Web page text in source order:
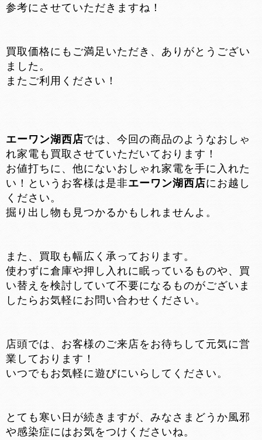
参考にさせていただきますね！
買取価格にもご満足いただき、ありがとうござい
ました。
またご利用ください！
エーワン湖西店では、今回の商品のようなおしゃ
れ家電も買取させていただいております！
お値打ちに、他にないおしゃれ家電を手に入れた
い！というお客様は是非エーワン湖西店にお越し
ください。
掘り出し物も見つかるかもしれませんよ。
また、買取も幅広く承っております。
使わずに倉庫や押し入れに眠っているものや、買
い替えを検討していて不要になるものがございま
したらお気軽にお問い合わせください。
店頭では、お客様のご来店をお待ちして元気に営
業しております！
いつでもお気軽に遊びにいらしてください。
とても寒い日が続きますが、みなさまどうか風邪
や感染症にはお気をつけくださいね。